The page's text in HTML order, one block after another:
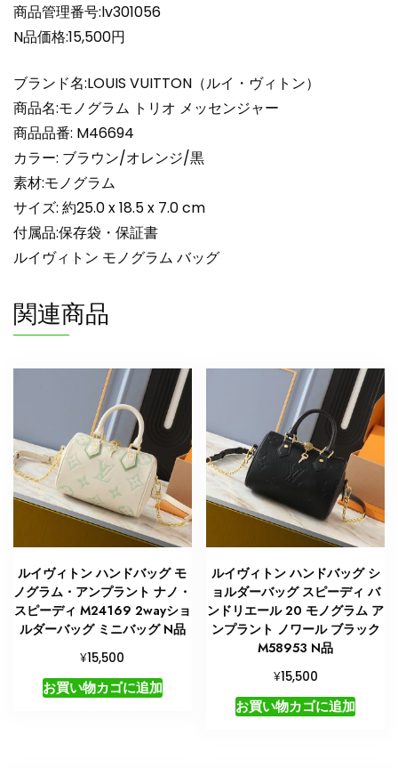
セ
ン
ャ
ー
シ
ョ
ル
ダ
ー
バ
ッ
グ
ラ
ウ
個
商品管理番号:lv301056
N品価格:15,500円
ブランド名:LOUIS VUITTON（ルイ・ヴィトン）
商品名:モノグラム トリオ メッセンジャー
商品品番: M46694
カラー: ブラウン/オレンジ/黒
素材:モノグラム
サイズ: 約25.0 x 18.5 x 7.0 cm
付属品:保存袋・保証書
ルイヴィトン モノグラム バッグ
関連商品
ルイヴィトン ハンドバッグ モ
ノグラム・アンプラント ナノ・
スピーディ M24169 2wayショ
ルダーバッグ ミニバッグ N品
¥15,500
お買い物カゴに追加
ルイヴィトン ハンドバッグ シ
ョルダーバッグ スピーディ バ
ンドリエール 20 モノグラム ア
ンプラント ノワール ブラック
M58953 N品
¥15,500
お買い物カゴに追加